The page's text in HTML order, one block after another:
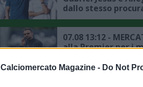
Calciomercato Magazine - Do Not
dallo stesso
07.08 13:12 -
alla Premier per i